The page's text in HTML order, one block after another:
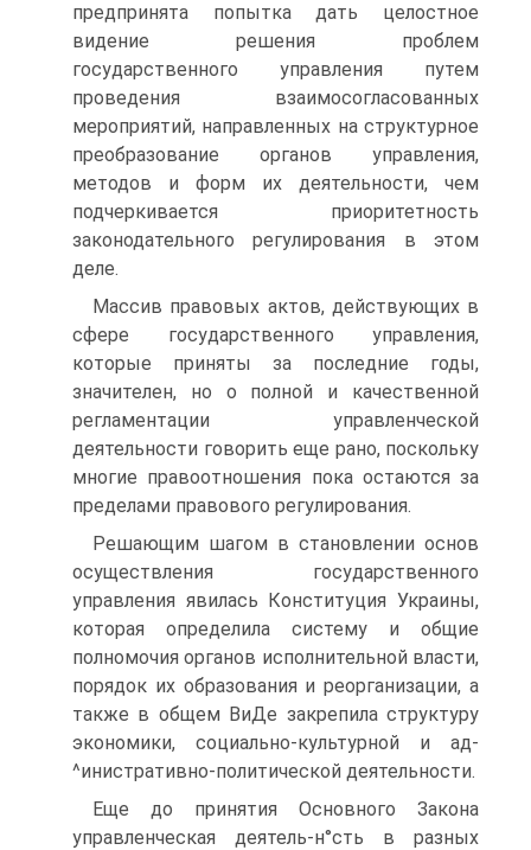
предпринята попытка дать целостное
видение решения проблем
государственного управления путем
проведения взаимосогласованных
мероприятий, направленных на структурное
преобразование органов управления,
методов и форм их деятельности, чем
подчеркивается приоритетность
законодательного регулирования в этом
деле.
Массив правовых актов, действующих в
сфере государственного управления,
которые приняты за последние годы,
значителен, но о полной и качественной
регламентации управленческой
деятельности говорить еще рано, поскольку
многие правоотношения пока остаются за
пределами правового регулирования.
Решающим шагом в становлении основ
осуществления государственного
управления явилась Конституция Украины,
которая определила систему и общие
полномочия органов исполнительной власти,
порядок их образования и реорганизации, а
также в общем ВиДе закрепила структуру
экономики, социально-культурной и ад-
^инистративно-политической деятельности.
Еще до принятия Основного Закона
управленческая деятель-н°сть в разных